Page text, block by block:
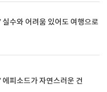
실수와 어려움 있어도 여행으로
에피소드가 자연스러운 건